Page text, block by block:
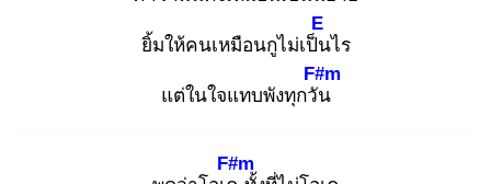
ยิ้มให้คนเหมือนกูไม่เป็น
E
ไร
แต่ในใจแทบพังทุกวัน
F#m
F#m